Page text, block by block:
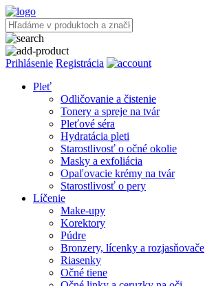
Prihlásenie Registrácia
Pleť
Odličovanie a čistenie
Tonery a spreje na tvár
Pleťové séra
Hydratácia pleti
Starostlivosť o očné okolie
Masky a exfoliácia
Opaľovacie krémy na tvár
Starostlivosť o pery
Líčenie
Make-upy
Korektory
Púdre
Bronzery, lícenky a rozjasňovače
Riasenky
Očné tiene